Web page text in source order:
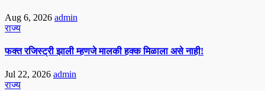
Aug 6, 2026 admin
राज्य
फक्त रजिस्ट्री झाली म्हणजे मालकी हक्क मिळाला असे नाही!
Jul 22, 2026 admin
राज्य